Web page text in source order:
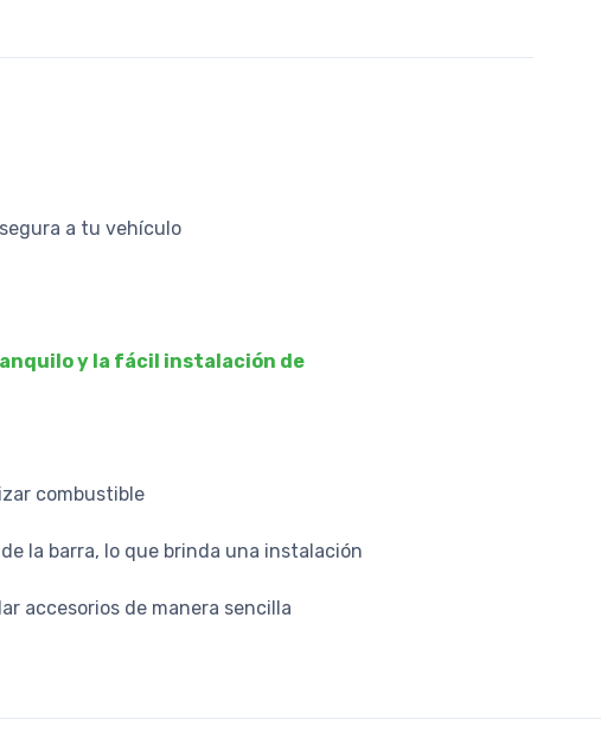
a tu vehículo
y la fácil instalación de
combustible
la barra, lo que brinda una instalación
accesorios de manera sencilla